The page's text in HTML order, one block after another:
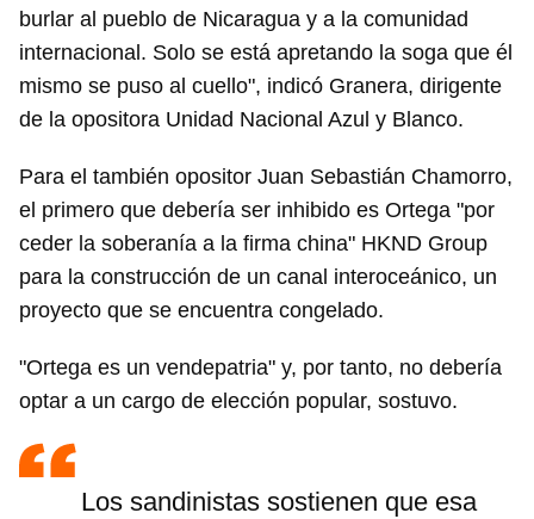
burlar al pueblo de Nicaragua y a la comunidad
internacional. Solo se está apretando la soga que él
mismo se puso al cuello", indicó Granera, dirigente
de la opositora Unidad Nacional Azul y Blanco.
Para el también opositor Juan Sebastián Chamorro,
el primero que debería ser inhibido es Ortega "por
ceder la soberanía a la firma china" HKND Group
para la construcción de un canal interoceánico, un
proyecto que se encuentra congelado.
"Ortega es un vendepatria" y, por tanto, no debería
optar a un cargo de elección popular, sostuvo.
Los sandinistas sostienen que esa